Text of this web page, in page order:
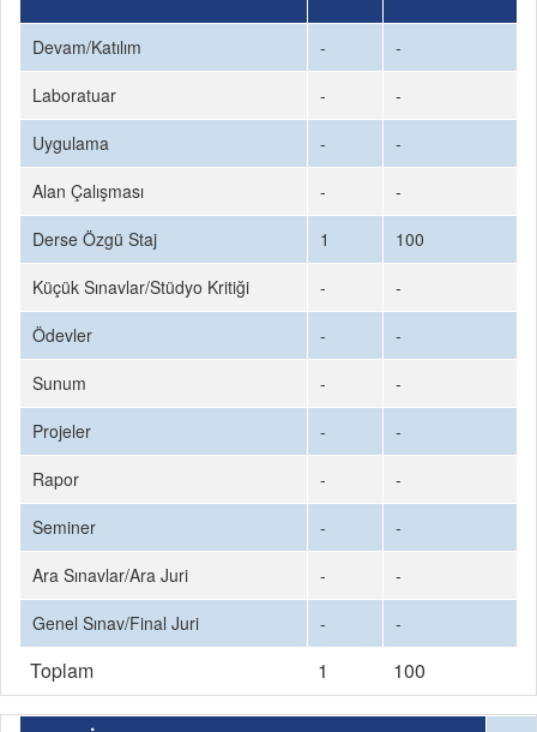
Devam/Katılım -
-
Laboratuar
-
-
Uygulama
-
-
Alan Çalışması
-
-
Derse Özgü Staj
1
100
Küçük Sınavlar/Stüdyo Kritiği
-
-
Ödevler
-
-
Sunum
-
-
Projeler
-
-
Rapor
-
-
Seminer
-
-
Ara Sınavlar/Ara Juri
-
-
Genel Sınav/Final Juri
- -
Toplam 1 100